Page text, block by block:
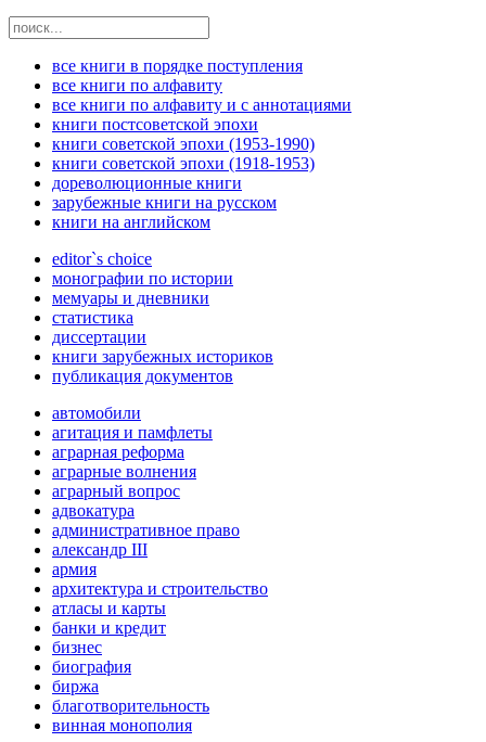
все книги в порядке поступления
все книги по алфавиту
все книги по алфавиту и с аннотациями
книги постсоветской эпохи
книги советской эпохи (1953-1990)
книги советской эпохи (1918-1953)
дореволюционные книги
зарубежные книги на русском
книги на английском
editor`s choice
монографии по истории
мемуары и дневники
статистика
диссертации
книги зарубежных историков
публикация документов
автомобили
агитация и памфлеты
аграрная реформа
аграрные волнения
аграрный вопрос
адвокатура
административное право
александр III
армия
архитектура и строительство
атласы и карты
банки и кредит
бизнес
биография
биржа
благотворительность
винная монополия